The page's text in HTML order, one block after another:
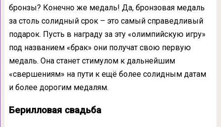
бронзы? Конечно же медаль! Да, бронзовая медаль
за столь солидный срок – это самый справедливый
подарок. Пусть в награду за эту «олимпийскую игру»
под названием «брак» они получат свою первую
медаль. Она станет стимулом к дальнейшим
«свершениям» на пути к ещё более солидным датам
и более дорогим медалям.
Берилловая свадьба